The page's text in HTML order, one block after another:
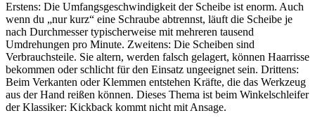
Erstens: Die Umfangsgeschwindigkeit der Scheibe ist enorm. Auch
wenn du „nur kurz“ eine Schraube abtrennst, läuft die Scheibe je
nach Durchmesser typischerweise mit mehreren tausend
Umdrehungen pro Minute. Zweitens: Die Scheiben sind
Verbrauchsteile. Sie altern, werden falsch gelagert, können Haarrisse
bekommen oder schlicht für den Einsatz ungeeignet sein. Drittens:
Beim Verkanten oder Klemmen entstehen Kräfte, die das Werkzeug
aus der Hand reißen können. Dieses Thema ist beim Winkelschleifer
der Klassiker: Kickback kommt nicht mit Ansage.